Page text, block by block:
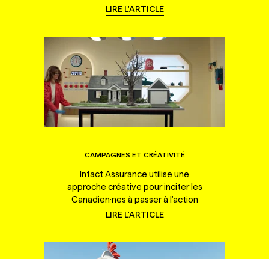
LIRE L'ARTICLE
CAMPAGNES ET CRÉATIVITÉ
Intact Assurance utilise une
approche créative pour inciter les
Canadien·nes à passer à l'action
LIRE L'ARTICLE